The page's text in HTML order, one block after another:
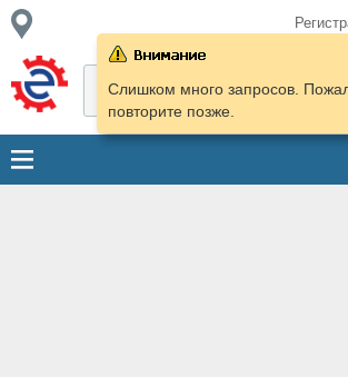
Слишком много запросов.
повторите позже.